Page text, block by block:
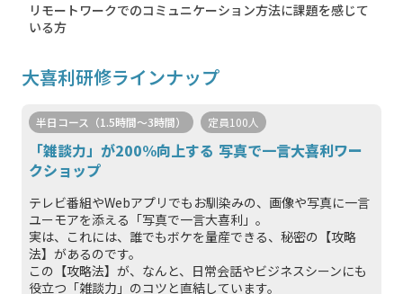
リモートワークでのコミュニケーション方法に課題を感じて
いる方
大喜利研修ラインナップ
半日コース（1.5時間～3時間） 定員100人
「雑談⼒」が200%向上する 写真で⼀⾔⼤喜利ワー
クショップ
テレビ番組やWebアプリでもお馴染みの、画像や写真に⼀⾔
ユーモアを添える「写真で⼀⾔⼤喜利」。
実は、これには、誰でもボケを量産できる、秘密の【攻略
法】があるのです。
この【攻略法】が、なんと、⽇常会話やビジネスシーンにも
役⽴つ「雑談⼒」のコツと直結しています。